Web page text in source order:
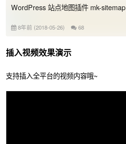
WordPress 站点地图插件 mk-sitemap
8年前 (2018-05-26) 68
插入视频效果演示
支持插入全平台的视频内容哦~